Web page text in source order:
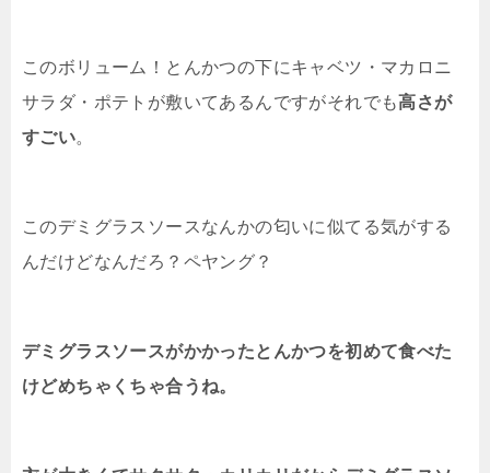
このボリューム！とんかつの下にキャベツ・マカロニ
サラダ・ポテトが敷いてあるんですがそれでも高さが
すごい。
このデミグラスソースなんかの匂いに似てる気がする
んだけどなんだろ？ペヤング？
デミグラスソースがかかったとんかつを初めて食べた
けどめちゃくちゃ合うね。